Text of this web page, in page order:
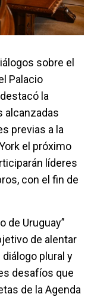
sobre el
Palacio
la
alcanzadas
previas a la
el próximo
líderes
con el fin de
de Uruguay”
de alentar
plural y
desafíos que
de la Agenda